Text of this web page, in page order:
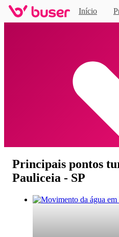
Início
Home
Principais pontos
Pauliceia - SP